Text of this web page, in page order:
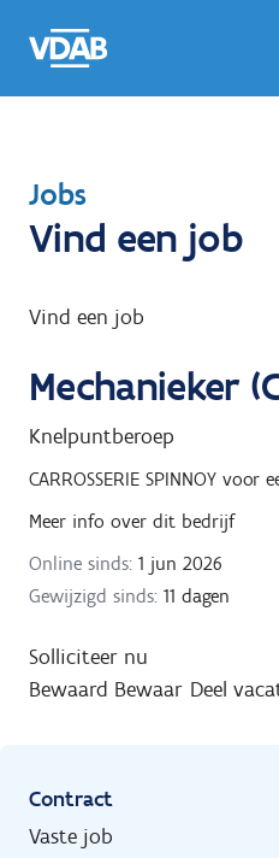
naar
een
een
job
naar
T
e
u
n
a
a
Jobs
Vind een job
Vind een job
Mechanieker
Knelpuntberoep
CARROSSERIE SPINNOY voor
Meer info over dit bedrijf
Online sinds: 1 jun 2026
Gewijzigd sinds: 11 dagen
Solliciteer nu
Bewaard Bewaar Deel
Contract
Vaste job